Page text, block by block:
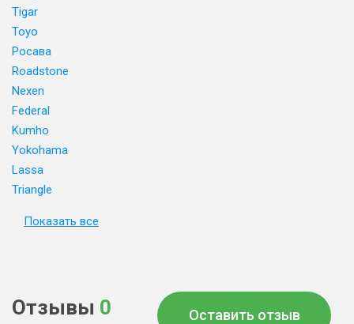
Tigar
Toyo
Росава
Roadstone
Nexen
Federal
Kumho
Yokohama
Lassa
Triangle
Показать все
Отзывы 0 Оставить отзыв